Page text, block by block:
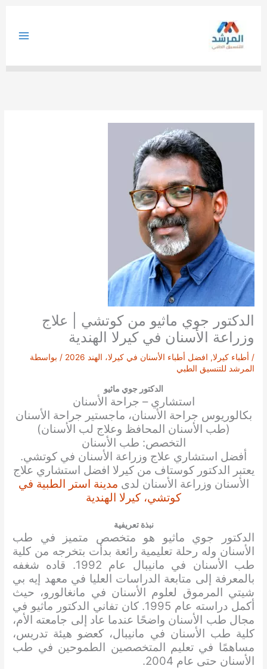
الدكتور جوي ماثيو من كوتشي | علاج
وزراعة الأسنان في كيرلا الهندية
/ أطباء كيرلا, افضل أطباء الأسنان في كيرلا، الهند 2026
/ بواسطة
المرشد للتنسيق الطبي
الدكتور جوي ماثيو
استشاري – جراحة الأسنان
بكالوريوس جراحة الأسنان، ماجستير جراحة الأسنان
(طب الأسنان المحافظ وعلاج لب الأسنان)
التخصص: طب الأسنان
أفضل استشاري علاج وزراعة الأسنان في كوتشي.
يعتبر الدكتور كوستاف من كيرلا افضل استشاري علاج
الأسنان وزراعة الأسنان لدى مدينة استر الطبية في
كوتشي، كيرلا الهندية
نبذة تعريفية
الدكتور جوي ماثيو هو متخصص متميز في طب
الأسنان وله رحلة تعليمية رائعة بدأت بتخرجه من كلية
طب الأسنان في مانيبال عام 1992. قاده شغفه
بالمعرفة إلى متابعة الدراسات العليا في معهد إيه بي
شيتي المرموق لعلوم الأسنان في مانغالورو، حيث
أكمل دراسته عام 1995. كان تفاني الدكتور ماثيو في
مجال طب الأسنان واضحًا عندما عاد إلى جامعته الأم،
كلية طب الأسنان في مانيبال، كعضو هيئة تدريس،
مساهمًا في تعليم المتخصصين الطموحين في طب
الأسنان حتى عام 2004.